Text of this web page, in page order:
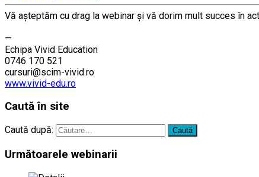
Vă aşteptăm cu drag la webinar şi vă dorim mult succes în
—
Echipa Vivid Education
0746 170 521
cursuri@scim-vivid.ro
www.vivid-edu.ro
Caută în site
Caută după:
Următoarele webinarii